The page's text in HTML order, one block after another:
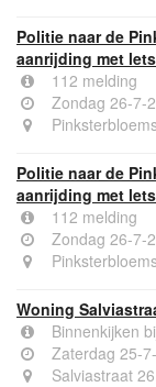
Politie naar de
aanrijding met
112 melding
Zondag 26-7-
Politie naar de
aanrijding met
112 melding
Zondag 26-7-
Woning
Binnenkijken
Zaterdag 25-
Salviastraat